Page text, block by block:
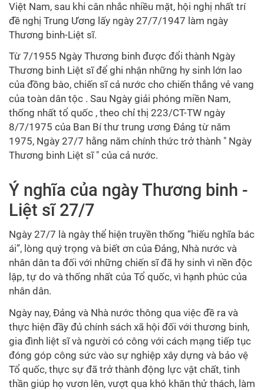
Việt Nam, sau khi cân nhắc nhiều mặt, hội nghị nhất trí
đề nghị Trung Ương lấy ngày 27/7/1947 làm ngày
Thương binh-Liệt sĩ.
Từ 7/1955 Ngày Thương binh được đổi thành Ngày
Thương binh Liệt sĩ để ghi nhận những hy sinh lớn lao
của đồng bào, chiến sĩ cả nước cho chiến thắng vẻ vang
của toàn dân tộc . Sau Ngày giải phóng miền Nam,
thống nhất tổ quốc , theo chỉ thị 223/CT-TW ngày
8/7/1975 của Ban Bí thư trung ương Đảng từ năm
1975, Ngày 27/7 hằng năm chính thức trở thành " Ngày
Thương binh Liệt sĩ " của cả nước.
Ý nghĩa của ngày Thương binh -
Liệt sĩ 27/7
Ngày 27/7 là ngày thể hiện truyền thống “hiếu nghĩa bác
ái”, lòng quý trọng và biết ơn của Đảng, Nhà nước và
nhân dân ta đối với những chiến sĩ đã hy sinh vì nền độc
lập, tự do và thống nhất của Tổ quốc, vì hạnh phúc của
nhân dân.
Ngày nay, Đảng và Nhà nước thông qua việc đề ra và
thực hiện đầy đủ chính sách xã hội đối với thương binh,
gia đình liệt sĩ và người có công với cách mạng tiếp tục
đóng góp công sức vào sự nghiệp xây dựng và bảo vệ
Tổ quốc, thực sự đã trở thành động lực vật chất, tinh
thần giúp họ vươn lên, vượt qua khó khăn thử thách, làm